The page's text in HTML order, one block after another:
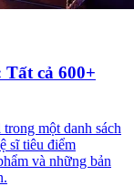
cả 600+
một danh sách
sĩ tiêu điểm
và những bản